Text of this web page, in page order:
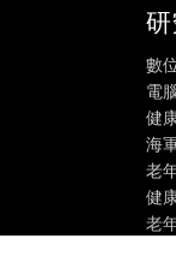
研
數
電
健
海
老
健
老